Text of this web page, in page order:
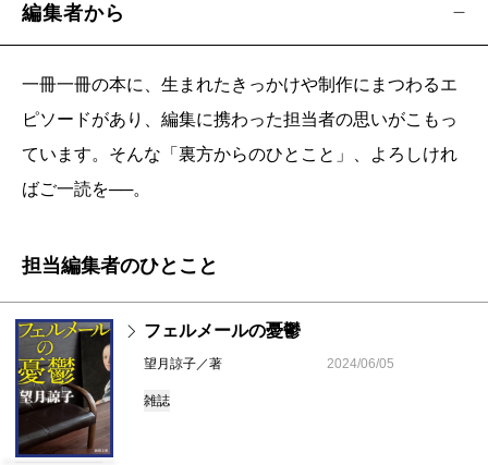
編集者から
一冊一冊の本に、生まれたきっかけや制作にまつわるエ
ピソードがあり、編集に携わった担当者の思いがこもっ
ています。そんな「裏方からのひとこと」、よろしけれ
ばご一読を──。
担当編集者のひとこと
フェルメールの憂鬱
望月諒子／著 2024/06/05
雑誌